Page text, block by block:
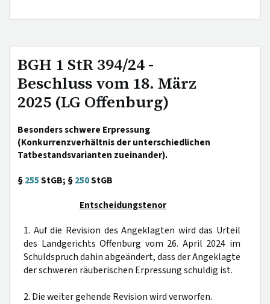
BGH 1 StR 394/24 -
Beschluss vom 18. März
2025 (LG Offenburg)
Besonders schwere Erpressung
(Konkurrenzverhältnis der unterschiedlichen
Tatbestandsvarianten zueinander).
§255StGB; §250StGB
Entscheidungstenor
1. Auf die Revision des Angeklagten wird das Urteil
des Landgerichts Offenburg vom 26. April 2024 im
Schuldspruch dahin abgeändert, dass der Angeklagte
der schweren räuberischen Erpressung schuldig ist.
2. Die weiter gehende Revision wird verworfen.